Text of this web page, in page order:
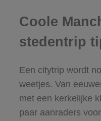
Coole
stedentrip
Een citytrip wordt
weetjes. Van
met een kerkelijke
paar aanraders